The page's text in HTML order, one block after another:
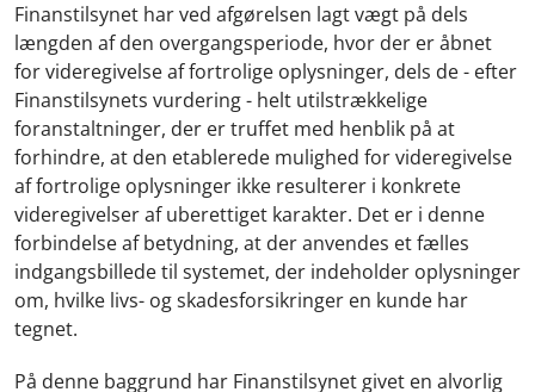
Finanstilsynet har ved afgørelsen lagt vægt på dels
længden af den overgangsperiode, hvor der er åbnet
for videregivelse af fortrolige oplysninger, dels de - efter
Finanstilsynets vurdering - helt utilstrækkelige
foranstaltninger, der er truffet med henblik på at
forhindre, at den etablerede mulighed for videregivelse
af fortrolige oplysninger ikke resulterer i konkrete
videregivelser af uberettiget karakter. Det er i denne
forbindelse af betydning, at der anvendes et fælles
indgangsbillede til systemet, der indeholder oplysninger
om, hvilke livs- og skadesforsikringer en kunde har
tegnet.
På denne baggrund har Finanstilsynet givet en alvorlig